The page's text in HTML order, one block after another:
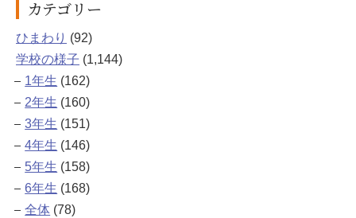
カテゴリー
ひまわり (92)
学校の様子 (1,144)
1年生 (162)
2年生 (160)
3年生 (151)
4年生 (146)
5年生 (158)
6年生 (168)
全体 (78)